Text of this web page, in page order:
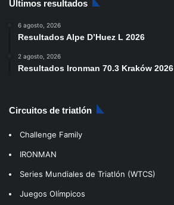
Últimos resultados
6 agosto, 2026
Resultados Alpe D’Huez L 2026
2 agosto, 2026
Resultados Ironman 70.3 Kraków 2026
Circuitos de triatlón
Challenge Family
IRONMAN
Series Mundiales de Triatlón (WTCS)
Juegos Olímpicos